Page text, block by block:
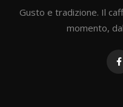
Gusto e tradizione. Il
momento,